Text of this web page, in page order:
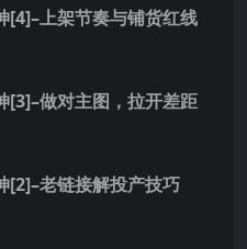
[4]–上架节奏与铺货红线
[3]–做对主图，拉开差距
[2]–老链接解投产技巧